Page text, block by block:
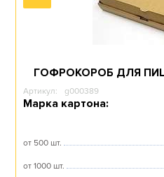
ГОФРОКОРОБ ДЛЯ
Артикул: g000389
Марка картона:
от 500 шт.
от 1000 шт.